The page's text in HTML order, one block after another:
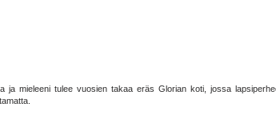
ja mieleeni tulee vuosien takaa eräs Glorian koti, jossa